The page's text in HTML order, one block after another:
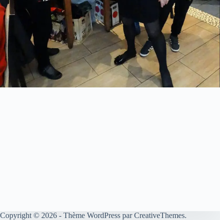
Copyright © 2026 - Thème WordPress parCreativeThemes.